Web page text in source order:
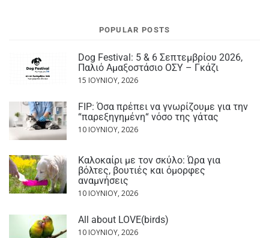
POPULAR POSTS
Dog Festival: 5 & 6 Σεπτεμβρίου 2026,
Παλιό Αμαξοστάσιο ΟΣΥ – Γκάζι
15 ΙΟΥΝΊΟΥ, 2026
FIP: Όσα πρέπει να γνωρίζουμε για την
“παρεξηγημένη“ νόσο της γάτας
10 ΙΟΥΝΊΟΥ, 2026
Καλοκαίρι με τον σκύλο: Ώρα για
βόλτες, βουτιές και όμορφες
αναμνήσεις
10 ΙΟΥΝΊΟΥ, 2026
All about LOVE(birds)
10 ΙΟΥΝΊΟΥ, 2026